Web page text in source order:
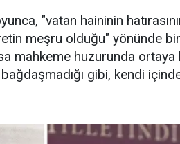
"vatan haininin
meşru olduğu" yönünde
mahkeme huzurunda
gibi, kendi